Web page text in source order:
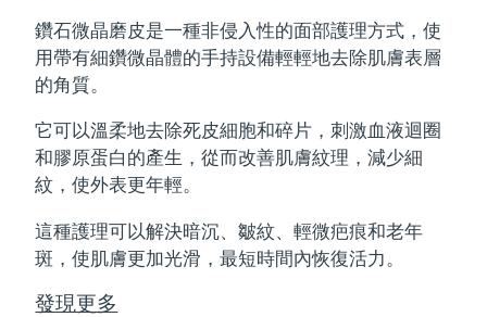
鑽石微晶磨皮是一種非侵入性的面部護理方式，使
用帶有細鑽微晶體的手持設備輕輕地去除肌膚表層
的角質。
它可以溫柔地去除死皮細胞和碎片，刺激血液迴圈
和膠原蛋白的產生，從而改善肌膚紋理，減少細
紋，使外表更年輕。
這種護理可以解決暗沉、皺紋、輕微疤痕和老年
斑，使肌膚更加光滑，最短時間內恢復活力。
發現更多